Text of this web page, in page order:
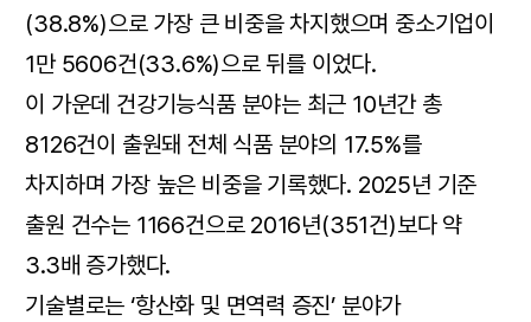
(38.8%)으로 가장 큰 비중을 차지했으며 중소기업이
1만 5606건(33.6%)으로 뒤를 이었다.
이 가운데 건강기능식품 분야는 최근 10년간 총
8126건이 출원돼 전체 식품 분야의 17.5%를
차지하며 가장 높은 비중을 기록했다. 2025년 기준
출원 건수는 1166건으로 2016년(351건)보다 약
3.3배 증가했다.
기술별로는 ‘항산화 및 면역력 증진’ 분야가